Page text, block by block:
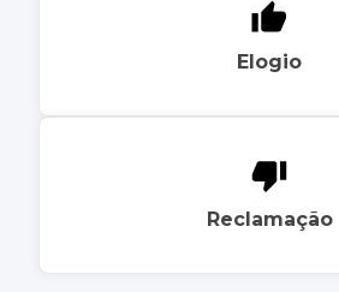
Elogio
Reclamação